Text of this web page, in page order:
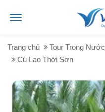
Trang chủ Tour Trong Nước
Cù Lao Thới Sơn